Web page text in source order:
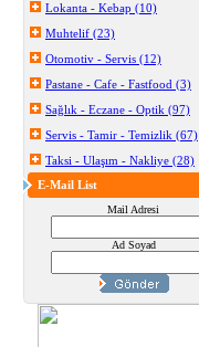
Lokanta - Kebap (10)
Muhtelif (23)
Otomotiv - Servis (12)
Pastane - Cafe - Fastfood (3)
Sağlık - Eczane - Optik (97)
Servis - Tamir - Temizlik (67)
Taksi - Ulaşım - Nakliye (28)
E-Mail List
Mail Adresi
Ad Soyad